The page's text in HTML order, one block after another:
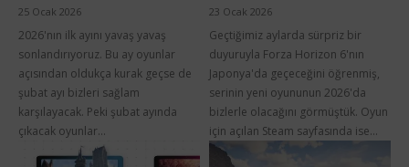
25 Ocak 2026
2026'nın ilk ayını yavaş yavaş
sonlandırıyoruz. Bu ay oyunlar
açısından oldukça kurak geçse de
şubat ayı bizleri sağlam
karşılayacak. Peki şubat ayında
çıkacak oyunlar...
23 Ocak 2026
Geçtiğimiz aylarda sürpriz bir
duyuruyla Forza Horizon 6'nın
Japonya'da geçeceğini öğrenmiş,
serinin yeni oyununun 2026'da
bizlerle olacağını görmüştük. Oyun
için açılan Steam sayfasında ise...